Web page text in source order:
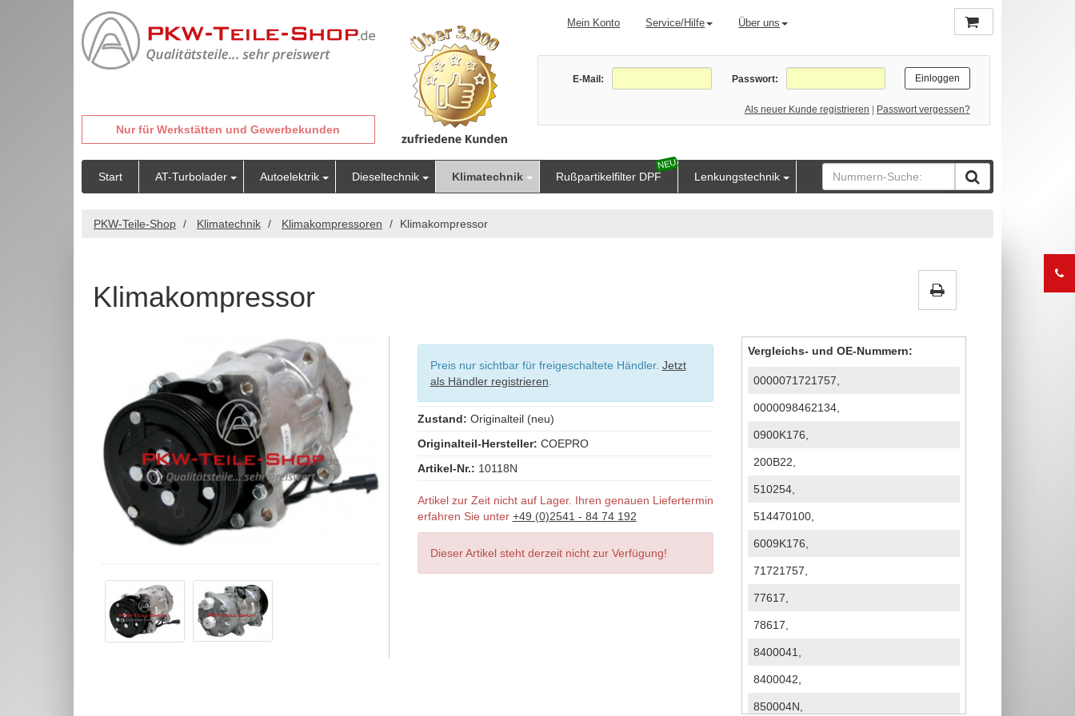
Nur für Werkstätten und Gewerbekunden
Mein Konto Service/Hilfe Über uns
E-Mail: Passwort:
Als neuer Kunde registrieren Passwort vergessen?
Start AT-Turbolader Autoelektrik Dieseltechnik Klimatechnik Rußpartikelfilter DPF Lenkungstechnik
PKW-Teile-Shop Klimatechnik Klimakompressoren Klimakompressor
Klimakompressor
Preis nur sichtbar für freigeschaltete Händler. Jetzt
als Händler registrieren
Zustand: Originalteil (neu)
Originalteil-Hersteller: COEPRO
Artikel-Nr.: 10118N
Artikel zur Zeit nicht auf Lager. Ihren genauen Liefertermin
erfahren Sie unter +49 (0)2541 - 84 74 192
Dieser Artikel steht derzeit nicht zur Verfügung!
Vergleichs- und OE-Nummern:
0000071721757,
0000098462134,
0900K176,
200B22,
510254,
514470100,
6009K176,
71721757,
77617,
78617,
8400041,
8400042,
850004N,